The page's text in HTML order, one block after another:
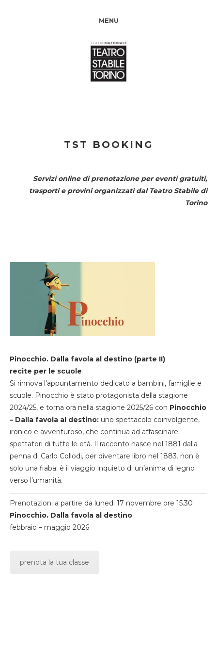
MENU
TST BOOKING
Servizi online di prenotazione per eventi gratuiti,
trasporti e provini organizzati dal Teatro Stabile di
Torino
Pinocchio. Dalla favola al destino (parte II)
recite per le scuole
Si rinnova l’appuntamento dedicato a bambini, famiglie e
scuole. Pinocchio è stato protagonista della stagione
2024/25, e torna ora nella stagione 2025/26 con Pinocchio
– Dalla favola al destino: uno spettacolo coinvolgente,
ironico e avventuroso, che continua ad affascinare
spettatori di tutte le età. Il racconto nasce nel 1881 dalla
penna di Carlo Collodi, per diventare libro nel 1883. non è
solo una fiaba: è il viaggio inquieto di un’anima di legno
verso l’umanità.
Prenotazioni a partire da lunedi 17 novembre ore 15.30
Pinocchio. Dalla favola al destino
febbraio – maggio 2026
prenota la tua classe